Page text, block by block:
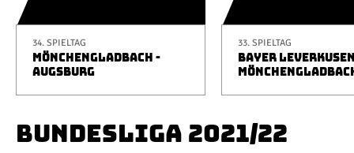
34. SPIELTAG
MÖNCHENGLADBACH -
AUGSBURG
33. SPIELTAG
BAYER
BUNDESLIGA 2021/22